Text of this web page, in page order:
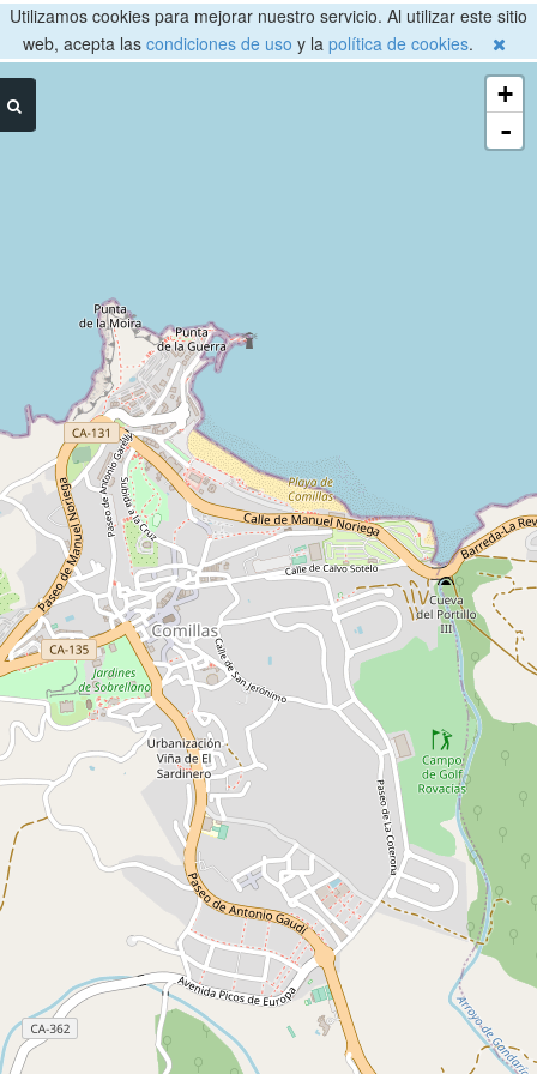
Utilizamos cookies para mejorar nuestro servicio. Al utilizar este sitio
web, acepta las condiciones de uso y la política de cookies.
+
-